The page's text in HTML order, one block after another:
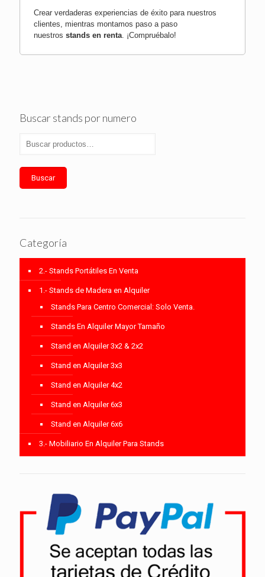
Crear verdaderas experiencias de éxito para nuestros
clientes, mientras montamos paso a paso
nuestros stands en renta. ¡Compruébalo!
Buscar stands por numero
Buscar
Categoría
2.- Stands Portátiles En Venta
1.- Stands de Madera en Alquiler
Stands Para Centro Comercial: Solo Venta.
Stands En Alquiler Mayor Tamaño
Stand en Alquiler 3x2 & 2x2
Stand en Alquiler 3x3
Stand en Alquiler 4x2
Stand en Alquiler 6x3
Stand en Alquiler 6x6
3.- Mobiliario En Alquiler Para Stands